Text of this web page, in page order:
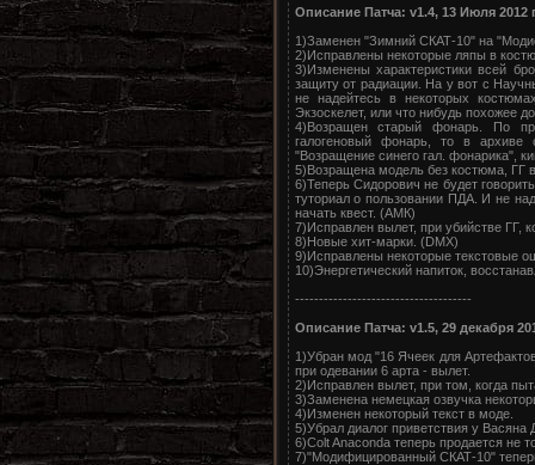
Описание Патча: v1.4, 13 Июля 2012
1)Заменен "Зимний СКАТ-10" на
2)Исправлены некоторые ляпы в
3)Изменены характеристики всей
защиту от радиации. На у вот с
не надейтесь в некоторых
Экзоскелет, или что нибудь похожее
4)Возращен старый фонарь. По
галогеновый фонарь, то в архиве
"Возращение синего гал. фонарика",
5)Возращена модель без костюма, ГГ
6)Теперь Сидорович не будет
туториал о пользовании ПДА. И не
начать квест. (АМК)
7)Исправлен вылет, при убийстве ГГ,
8)Новые хит-марки. (DMX)
9)Исправлены некоторые текстовые
10)Энергетический напиток,
-------------------------------------
Описание Патча: v1.5, 29 декабря
1)Убран мод "16 Ячеек для
при одевании 6 арта - вылет.
2)Исправлен вылет, при том, когда
3)Заменена немецкая озвучка
4)Изменен некоторый текст в моде.
5)Убрал диалог приветствия у
6)Colt Anaconda теперь продается не
7)"Модифицированный СКАТ-10"